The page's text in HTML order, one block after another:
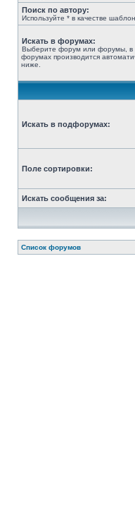
Поиск по автору:
Используйте * в качестве
Искать в форумах:
Выберите форум или форумы, в
форумах производится
ниже.
Искать в подфорумах:
Поле сортировки:
Искать сообщения за:
Список форумов